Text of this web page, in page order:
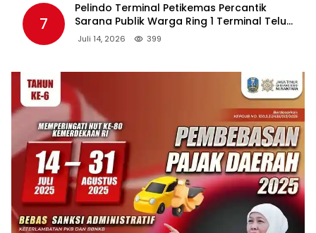
7
Pelindo Terminal Petikemas Percantik
Sarana Publik Warga Ring 1 Terminal Teluk
Lamong Lewat Program TJSL
Juli 14, 2026 399